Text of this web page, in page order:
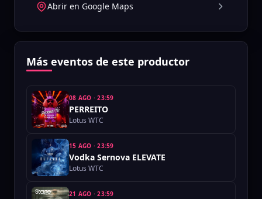
Abrir en Google Maps
Más eventos de este productor
08 AGO ·23:59
PERREITO
Lotus WTC
15 AGO ·23:59
Vodka Sernova ELEVATE
Lotus WTC
21 AGO ·23:59